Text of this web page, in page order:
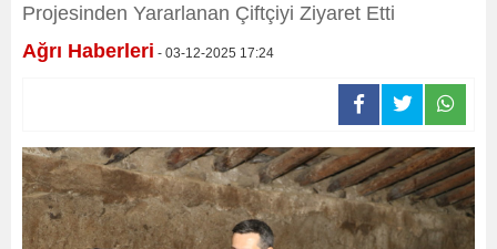
Projesinden Yararlanan Çiftçiyi Ziyaret Etti
Ağrı Haberleri - 03-12-2025 17:24